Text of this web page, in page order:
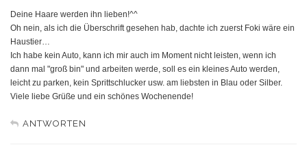
Deine Haare werden ihn lieben!^^
Oh nein, als ich die Überschrift gesehen hab, dachte ich zuerst Foki wäre ein
Haustier…
Ich habe kein Auto, kann ich mir auch im Moment nicht leisten, wenn ich
dann mal "groß bin" und arbeiten werde, soll es ein kleines Auto werden,
leicht zu parken, kein Sprittschlucker usw. am liebsten in Blau oder Silber.
Viele liebe Grüße und ein schönes Wochenende!
ANTWORTEN